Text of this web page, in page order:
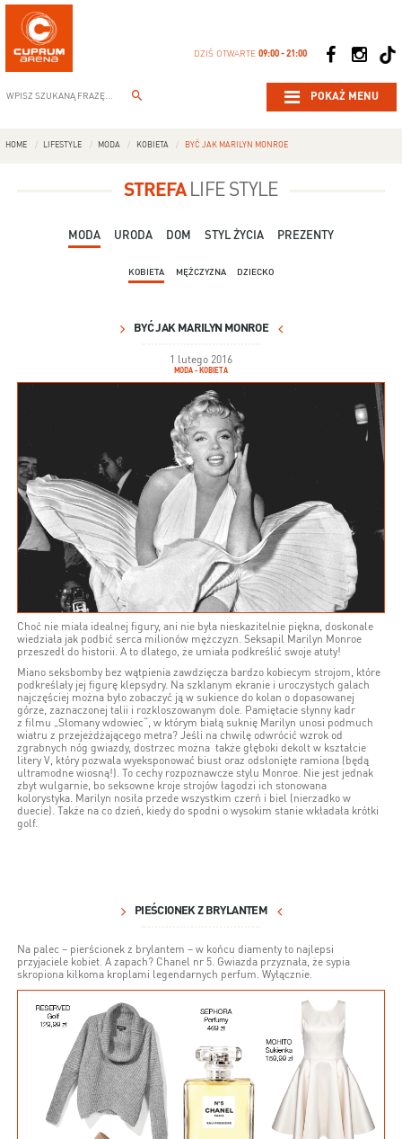
DZIŚ OTWARTE09:00 - 21:00
POKAŻ MENU
HOME LIFESTYLE MODA KOBIETA BYĆ JAK MARILYN MONROE
STREFALIFE STYLE
MODA URODA DOM STYL ŻYCIA PREZENTY
KOBIETA MĘŻCZYZNA DZIECKO
BYĆ JAK MARILYN MONROE
1 lutego 2016
MODA - KOBIETA
Choć nie miała idealnej figury, ani nie była nieskazitelnie piękna, doskonale
wiedziała jak podbić serca milionów mężczyzn. Seksapil Marilyn Monroe
przeszedł do historii. A to dlatego, że umiała podkreślić swoje atuty!
Miano seksbomby bez wątpienia zawdzięcza bardzo kobiecym strojom, które
podkreślały jej figurę klepsydry. Na szklanym ekranie i uroczystych galach
najczęściej można było zobaczyć ją w sukience do kolan o dopasowanej
górze, zaznaczonej talii i rozkloszowanym dole. Pamiętacie słynny kadr
z filmu „Słomany wdowiec“, w którym białą suknię Marilyn unosi podmuch
wiatru z przejeżdżającego metra? Jeśli na chwilę odwrócić wzrok od
zgrabnych nóg gwiazdy, dostrzec można także głęboki dekolt w kształcie
litery V, który pozwala wyeksponować biust oraz odsłonięte ramiona (będą
ultramodne wiosną!). To cechy rozpoznawcze stylu Monroe. Nie jest jednak
zbyt wulgarnie, bo seksowne kroje strojów łagodzi ich stonowana
kolorystyka. Marilyn nosiła przede wszystkim czerń i biel (nierzadko w
duecie). Także na co dzień, kiedy do spodni o wysokim stanie wkładała krótki
golf.
PIEŚCIONEK Z BRYLANTEM
Na palec – pierścionek z brylantem – w końcu diamenty to najlepsi
przyjaciele kobiet. A zapach? Chanel nr 5. Gwiazda przyznała, że sypia
skropiona kilkoma kroplami legendarnych perfum. Wyłącznie.